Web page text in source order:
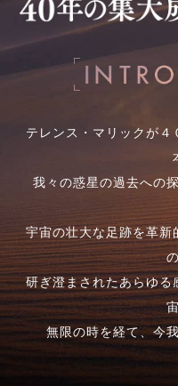
テレンス・マリックが４
我々の惑星の過去への
宇宙の壮大な足跡を革
研ぎ澄まされたあらゆる
無限の時を経て、今